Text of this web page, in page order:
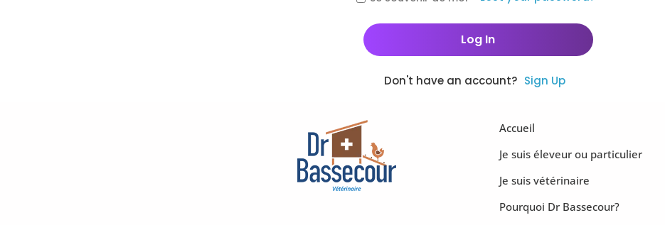
Don't have an account? Sign Up
Accueil
Je suis éleveur ou particulier
Je suis vétérinaire
Pourquoi Dr Bassecour?